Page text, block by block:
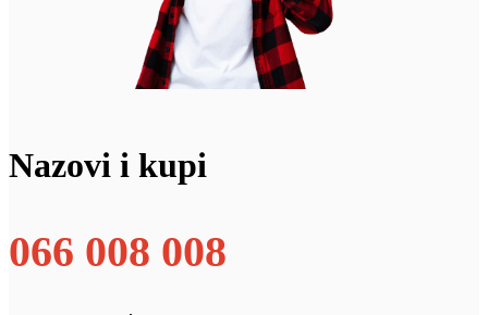
Nazovi i kupi
066 008 008